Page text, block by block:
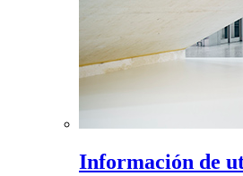
Información de